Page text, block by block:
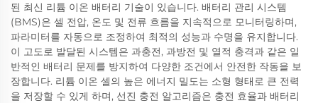
된 최신 리튬 이온 배터리 기술이 있습니다. 배터리 관리 시스템
(BMS)은 셀 전압, 온도 및 전류 흐름을 지속적으로 모니터링하며,
파라미터를 자동으로 조정하여 최적의 성능과 수명을 유지합니다.
이 고도로 발달된 시스템은 과충전, 과방전 및 열적 충격과 같은 일
반적인 배터리 문제를 방지하여 다양한 조건에서 안전한 작동을 보
장합니다. 리튬 이온 셀의 높은 에너지 밀도는 소형 형태로 큰 전력
을 저장할 수 있게 하며, 선진 충전 알고리즘은 충전 효율과 배터리